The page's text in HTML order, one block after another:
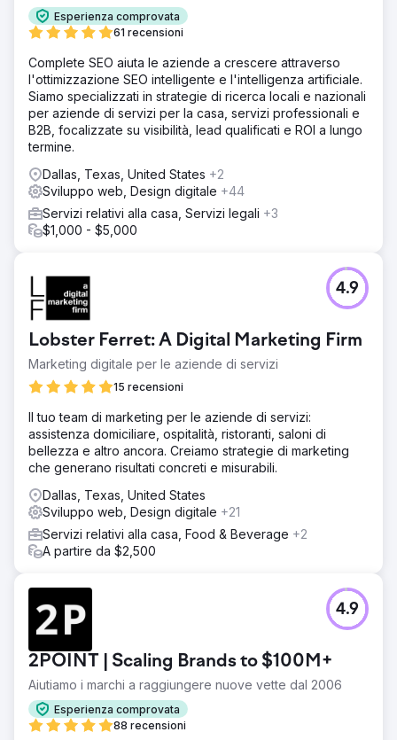
Esperienza comprovata
61 recensioni
Complete SEO aiuta le aziende a crescere attraverso
l'ottimizzazione SEO intelligente e l'intelligenza artificiale.
Siamo specializzati in strategie di ricerca locali e nazionali
per aziende di servizi per la casa, servizi professionali e
B2B, focalizzate su visibilità, lead qualificati e ROI a lungo
termine.
Dallas, Texas, United States +2
Sviluppo web, Design digitale +44
Servizi relativi alla casa, Servizi legali +3
$1,000 - $5,000
Lobster Ferret: A Digital Marketing Firm
Marketing digitale per le aziende di servizi
15 recensioni
4.9
Il tuo team di marketing per le aziende di servizi:
assistenza domiciliare, ospitalità, ristoranti, saloni di
bellezza e altro ancora. Creiamo strategie di marketing
che generano risultati concreti e misurabili.
Dallas, Texas, United States
Sviluppo web, Design digitale +21
Servizi relativi alla casa, Food & Beverage +2
A partire da $2,500
2POINT | Scaling Brands to $100M+
Aiutiamo i marchi a raggiungere nuove vette dal 2006
Esperienza comprovata
88 recensioni
4.9